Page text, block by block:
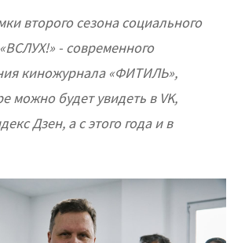
второго сезона социального
- современного
киножурнала «ФИТИЛЬ»,
можно будет увидеть в VK,
Дзен, а с этого года и в